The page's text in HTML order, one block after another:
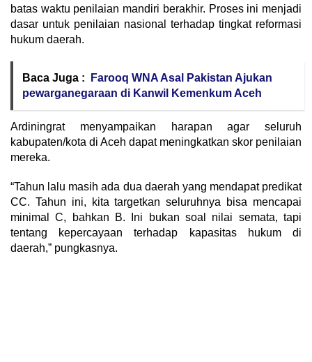
batas waktu penilaian mandiri berakhir. Proses ini menjadi
dasar untuk penilaian nasional terhadap tingkat reformasi
hukum daerah.
Baca Juga :
Farooq WNA Asal Pakistan Ajukan
pewarganegaraan di Kanwil Kemenkum Aceh
Ardiningrat menyampaikan harapan agar seluruh
kabupaten/kota di Aceh dapat meningkatkan skor penilaian
mereka.
“Tahun lalu masih ada dua daerah yang mendapat predikat
CC. Tahun ini, kita targetkan seluruhnya bisa mencapai
minimal C, bahkan B. Ini bukan soal nilai semata, tapi
tentang kepercayaan terhadap kapasitas hukum di
daerah,” pungkasnya.